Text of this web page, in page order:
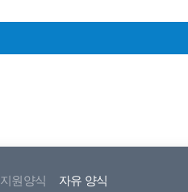
지원양식
자유 양식